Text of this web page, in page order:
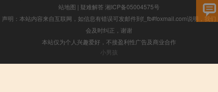
站地图 | 疑难解答 湘ICP备05004575号
声明：本站内容来自互联网，如信息有错误可发邮件到f_fb#foxmail.com说明，我们
会及时纠正，谢谢
本站仅为个人兴趣爱好，不接盈利性广告及商业合作
小男孩